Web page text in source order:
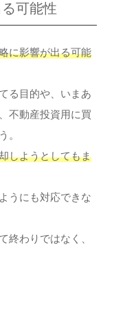
可能性
に影響が出る可能
る目的や、いまあ
不動産投資用に買
。
しようとしてもま
うにも対応できな
終わりではなく、